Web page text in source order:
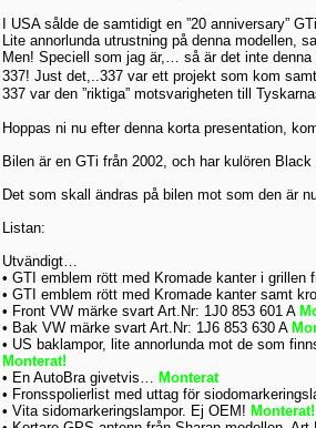
I USA sålde de samtidigt en ”20 anniversary”
Lite annorlunda utrustning på denna modellen,
Men! Speciell som jag är,… så är det inte
337! Just det,..337 var ett projekt som kom
337 var den ”riktiga” motsvarigheten till
Hoppas ni nu efter denna korta presentation,
Bilen är en GTi från 2002, och har kulören
Det som skall ändras på bilen mot som den är
Listan:
Utvändigt…
• GTI emblem rött med Kromade kanter i grillen
• GTI emblem rött med Kromade kanter samt
• Front VW märke svart Art.Nr: 1J0 853 601 A
• Bak VW märke svart Art.Nr: 1J6 853 630 A
• US baklampor, lite annorlunda mot de som
Monterat!
• En AutoBra givetvis… Monterat
• Fronsspolierlist med uttag för
• Vita sidomarkeringslampor. Ej OEM! Monterat!